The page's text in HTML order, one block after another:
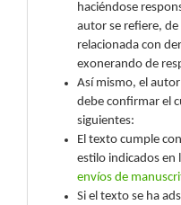
haciéndose
autor se refiere,
relacionada con
exonerando de
Así mismo, el
debe confirmar el
siguientes:
El texto cumple
estilo indicados en
envíos de
Si el texto se ha